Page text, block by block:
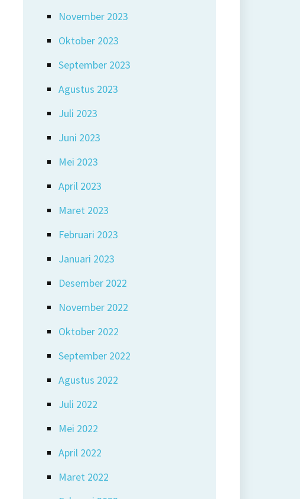
November 2023
Oktober 2023
September 2023
Agustus 2023
Juli 2023
Juni 2023
Mei 2023
April 2023
Maret 2023
Februari 2023
Januari 2023
Desember 2022
November 2022
Oktober 2022
September 2022
Agustus 2022
Juli 2022
Mei 2022
April 2022
Maret 2022